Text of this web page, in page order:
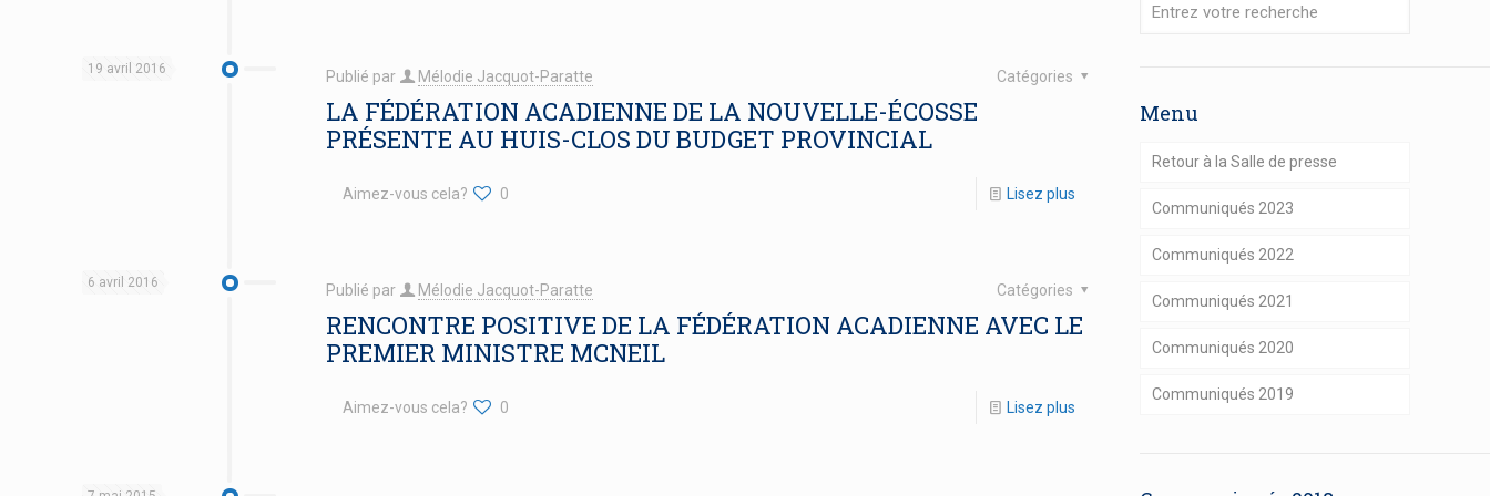
19 avril 2016 Publié par Mélodie Jacquot-Paratte Catégories
LA FÉDÉRATION ACADIENNE DE LA NOUVELLE-ÉCOSSE
PRÉSENTE AU HUIS-CLOS DU BUDGET PROVINCIAL
Aimez-vous cela? 0 Lisez plus
6 avril 2016 Publié par Mélodie Jacquot-Paratte Catégories
RENCONTRE POSITIVE DE LA FÉDÉRATION ACADIENNE AVEC LE
PREMIER MINISTRE MCNEIL
Aimez-vous cela? 0 Lisez plus
Menu
Retour à la Salle de presse
Communiqués 2023
Communiqués 2022
Communiqués 2021
Communiqués 2020
Communiqués 2019